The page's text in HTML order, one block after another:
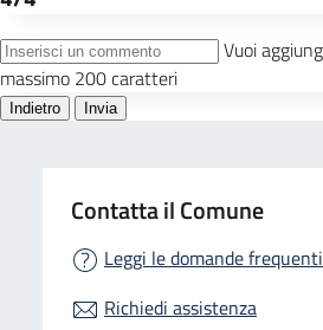
Contatta il Comune
Leggi le domande frequenti
Richiedi assistenza